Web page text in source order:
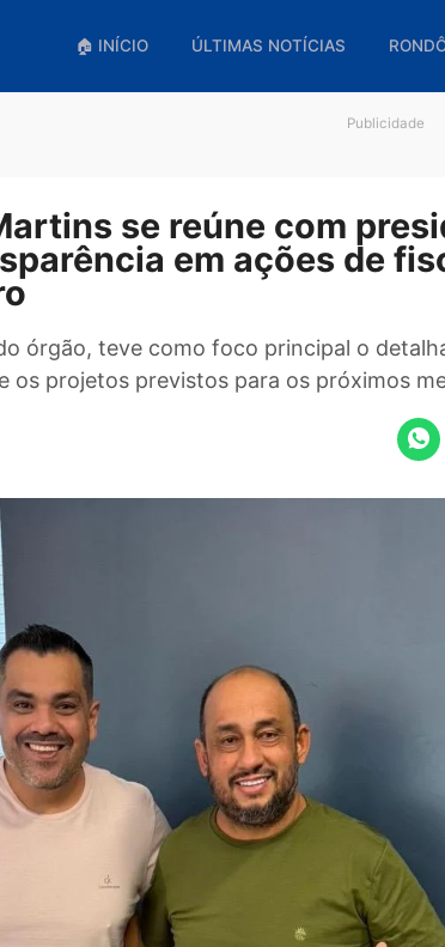
🏠 INÍCIO ÚLTIMAS NOTÍCIAS
Martins se reúne com
em ações
do órgão, teve como foco principal
e os projetos previstos para os